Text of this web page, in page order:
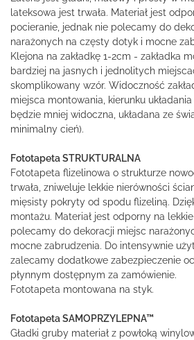
lateksowa jest trwała. Materiał jest
pocieranie, jednak nie polecamy do
narażonych na częsty dotyk i mocne
Klejona na zakładkę 1-2cm - zakładka
bardziej na jasnych i jednolitych
skomplikowany wzór. Widoczność
miejsca montowania, kierunku
będzie mniej widoczna, układana ze
minimalny cień).
Fototapeta STRUKTURALNA
Fototapeta flizelinowa o strukturze
trwała, zniweluje lekkie nierówności
mięsisty pokryty od spodu flizeliną.
montażu. Materiał jest odporny na
polecamy do dekoracji miejsc
mocne zabrudzenia. Do intensywnie
zalecamy dodatkowe zabezpieczenie
płynnym dostępnym za zamówienie.
Fototapeta montowana na styk.
Fototapeta SAMOPRZYLEPNA™
Gładki gruby materiał z powłoką